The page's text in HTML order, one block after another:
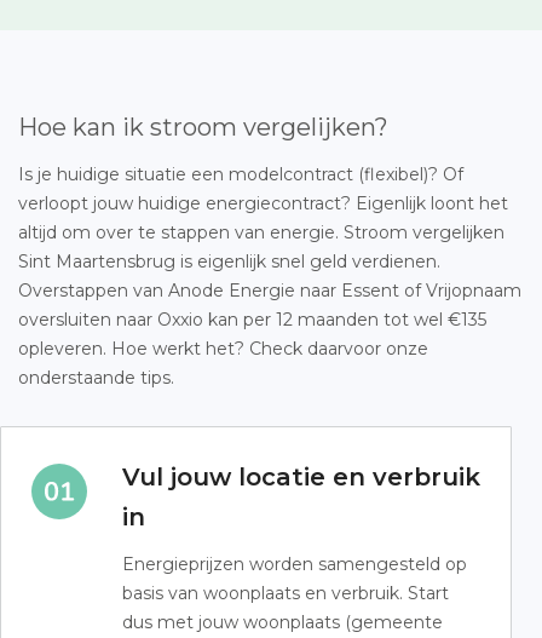
Hoe kan ik stroom vergelijken?
Is je huidige situatie een modelcontract (flexibel)? Of
verloopt jouw huidige energiecontract? Eigenlijk loont het
altijd om over te stappen van energie. Stroom vergelijken
Sint Maartensbrug is eigenlijk snel geld verdienen.
Overstappen van Anode Energie naar Essent of Vrijopnaam
oversluiten naar Oxxio kan per 12 maanden tot wel €135
opleveren. Hoe werkt het? Check daarvoor onze
onderstaande tips.
Vul jouw locatie en verbruik
in
Energieprijzen worden samengesteld op
basis van woonplaats en verbruik. Start
dus met jouw woonplaats (gemeente